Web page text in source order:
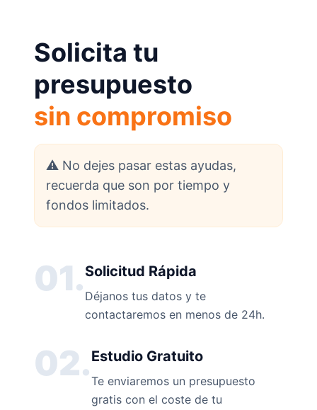
Solicita tu
presupuesto
sin compromiso
⚠️ No dejes pasar estas ayudas,
recuerda que son por tiempo y
fondos limitados.
01.Solicitud Rápida
Déjanos tus datos y te
contactaremos en menos de 24h.
02.Estudio Gratuito
Te enviaremos un presupuesto
gratis con el coste de tu